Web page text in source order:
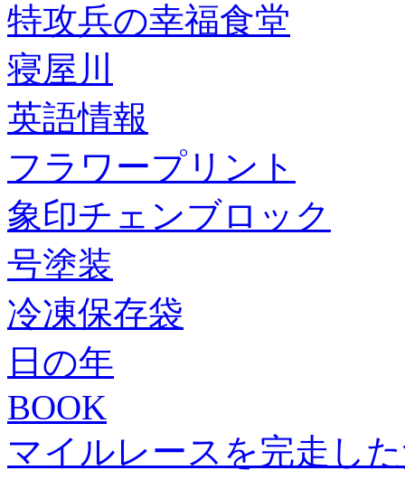
特攻兵の幸福食堂
寝屋川
英語情報
フラワープリント
象印チェンブロック
号塗装
冷凍保存袋
日の年
BOOK
マイルレースを完走し